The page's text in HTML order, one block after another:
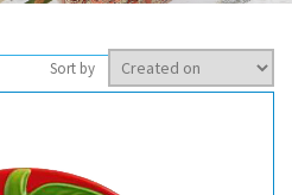
Sort by